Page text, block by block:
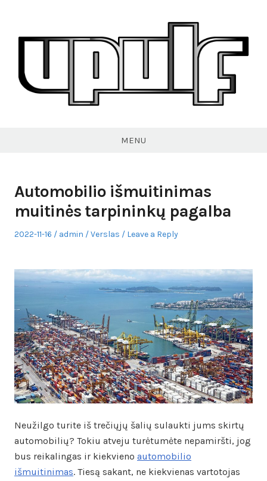
content
MENU
Automobilio išmuitinimas
muitinės tarpininkų pagalba
Posted
2022-11-16 Author
admin
Posted
Verslas Leave a Reply
Neužilgo turite iš trečiųjų šalių sulaukti jums skirtų
automobilių? Tokiu atveju turėtumėte nepamiršti, jog
bus reikalingas ir kiekvieno automobilio
išmuitinimas. Tiesą sakant, ne kiekvienas vartotojas